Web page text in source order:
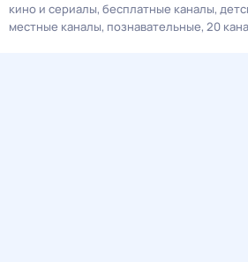
кино и сериалы бесплатные каналы
местные каналы познавательные 20